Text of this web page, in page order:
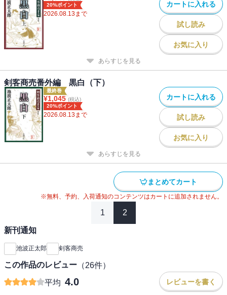
20%ポイント
2026.08.13まで
カートに入れる
試し読み
お気に入り
あらすじを見る
剣客商売番外編 黒白（下）
最終巻
¥1,045 (税込)
20%ポイント
2026.08.13まで
カートに入れる
試し読み
お気に入り
あらすじを見る
まとめてカート
※無料、予約、入荷通知のコンテンツはカートに追加されません。
1 2
新刊通知
池波正太郎 剣客商売
この作品のレビュー （26件）
平均 4.0 レビューを書く